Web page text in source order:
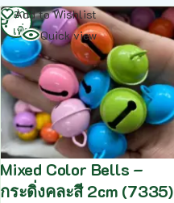
Add to Wishlist
Quick view
Mixed Color Bells –
กระดิ่งคละสี 2cm (7335)
อ่าน
เพิ่ม